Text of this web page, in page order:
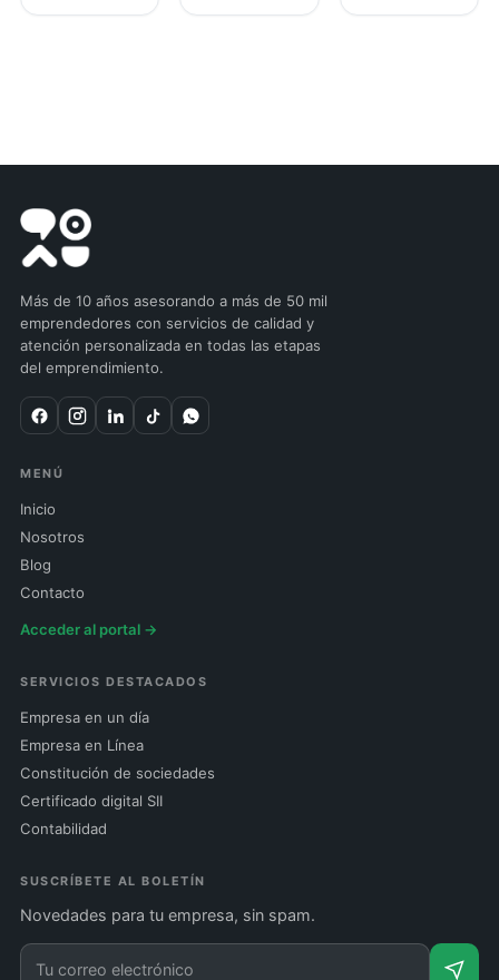
Más de 10 años asesorando a más de 50 mil
emprendedores con servicios de calidad y
atención personalizada en todas las etapas
del emprendimiento.
MENÚ
Inicio
Nosotros
Blog
Contacto
Acceder al portal →
SERVICIOS DESTACADOS
Empresa en un día
Empresa en Línea
Constitución de sociedades
Certificado digital SII
Contabilidad
SUSCRÍBETE AL BOLETÍN
Novedades para tu empresa, sin spam.